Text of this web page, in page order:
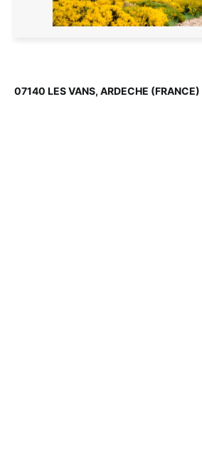
07140 LES VANS, ARDECHE (FRANCE)